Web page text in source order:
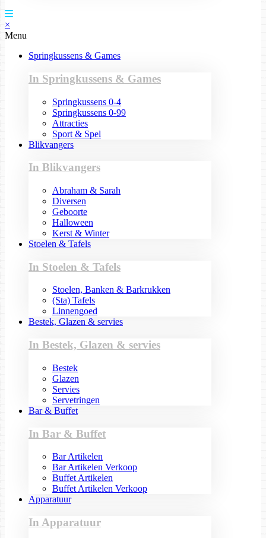
×
Menu
Springkussens & Games
In Springkussens & Games
Springkussens 0-4
Springkussens 0-99
Attracties
Sport & Spel
Blikvangers
In Blikvangers
Abraham & Sarah
Diversen
Geboorte
Halloween
Kerst & Winter
Stoelen & Tafels
In Stoelen & Tafels
Stoelen, Banken & Barkrukken
(Sta) Tafels
Linnengoed
Bestek, Glazen & servies
In Bestek, Glazen & servies
Bestek
Glazen
Servies
Servetringen
Bar & Buffet
In Bar & Buffet
Bar Artikelen
Bar Artikelen Verkoop
Buffet Artikelen
Buffet Artikelen Verkoop
Apparatuur
In Apparatuur